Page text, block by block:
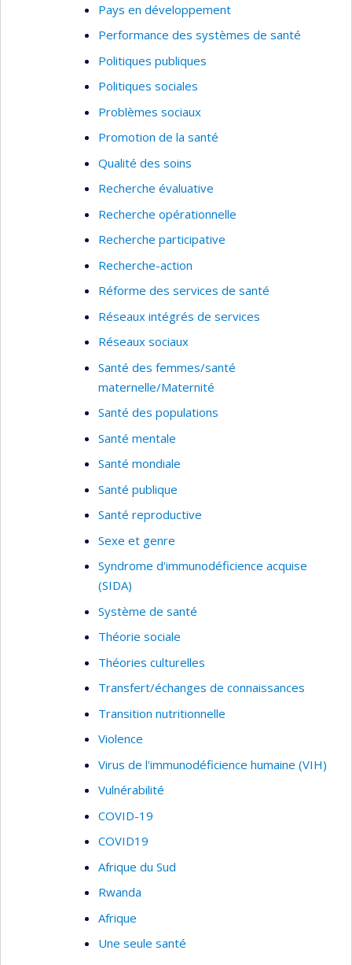
Pays en développement
Performance des systèmes de santé
Politiques publiques
Politiques sociales
Problèmes sociaux
Promotion de la santé
Qualité des soins
Recherche évaluative
Recherche opérationnelle
Recherche participative
Recherche-action
Réforme des services de santé
Réseaux intégrés de services
Réseaux sociaux
Santé des femmes/santé
maternelle/Maternité
Santé des populations
Santé mentale
Santé mondiale
Santé publique
Santé reproductive
Sexe et genre
Syndrome d'immunodéficience acquise
(SIDA)
Système de santé
Théorie sociale
Théories culturelles
Transfert/échanges de connaissances
Transition nutritionnelle
Violence
Virus de l'immunodéficience humaine (VIH)
Vulnérabilité
COVID-19
COVID19
Afrique du Sud
Rwanda
Afrique
Une seule santé